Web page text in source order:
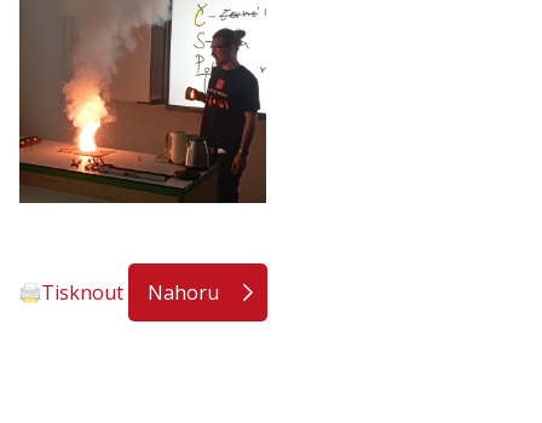
Tisknout Nahoru